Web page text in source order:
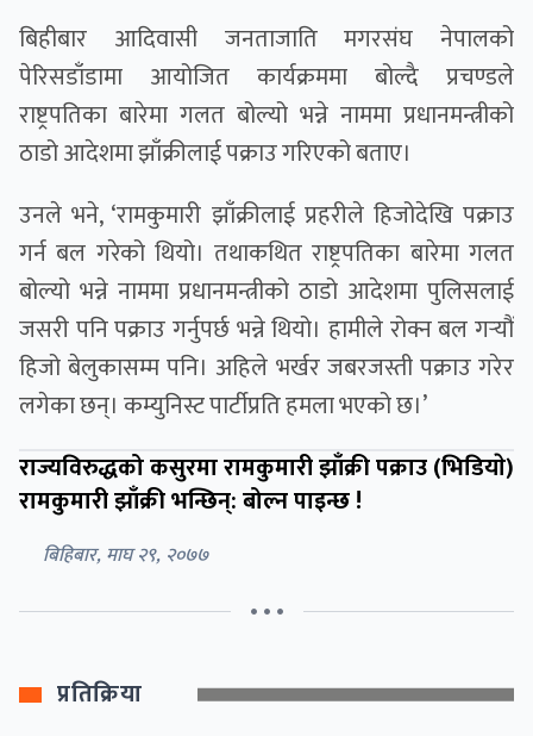
बिहीबार आदिवासी जनताजाति मगरसंघ नेपालको
पेरिसडाँडामा आयोजित कार्यक्रममा बोल्दै प्रचण्डले
राष्ट्रपतिका बारेमा गलत बोल्यो भन्ने नाममा प्रधानमन्त्रीको
ठाडो आदेशमा झाँक्रीलाई पक्राउ गरिएको बताए।
उनले भने, ‘रामकुमारी झाँक्रीलाई प्रहरीले हिजोदेखि पक्राउ
गर्न बल गरेको थियो। तथाकथित राष्ट्रपतिका बारेमा गलत
बोल्यो भन्ने नाममा प्रधानमन्त्रीको ठाडो आदेशमा पुलिसलाई
जसरी पनि पक्राउ गर्नुपर्छ भन्ने थियो। हामीले रोक्न बल गर्‍यौं
हिजो बेलुकासम्म पनि। अहिले भर्खर जबरजस्ती पक्राउ गरेर
लगेका छन्। कम्युनिस्ट पार्टीप्रति हमला भएको छ।’
राज्यविरुद्धको कसुरमा रामकुमारी झाँक्री पक्राउ (भिडियाे)
रामकुमारी झाँक्री भन्छिन्: बोल्न पाइन्छ !
बिहिबार, माघ २९, २०७७
• • •
प्रतिक्रिया